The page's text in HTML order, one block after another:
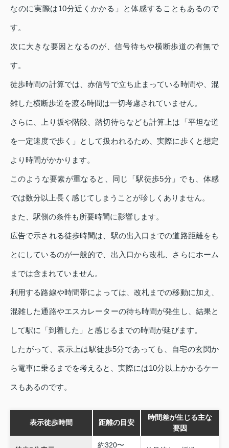
なのに実際は10分近くかかる」と体感することもあるので
す。
次に大きな要因となるのが、信号待ちや横断歩道の有無で
す。
徒歩時間の計算では、赤信号で立ち止まっている時間や、混
雑した横断歩道を渡る時間は一切考慮されていません。
さらに、上り坂や階段、踏切待ちなども計算上は「平坦な道
を一定速度で歩く」として扱われるため、実際に歩くと想定
より時間がかかります。
このような要素が重なると、同じ「駅徒歩5分」でも、体感
では数分以上長く感じてしまうことが珍しくありません。
また、駅側の条件も所要時間に影響します。
広告で示される徒歩時間は、駅の出入口までの道路距離をも
とにしているのが一般的で、出入口から改札、さらにホーム
までは含まれていません。
利用する路線や時間帯によっては、改札までの移動に加え、
混雑した通路やエスカレーターの待ち時間が発生し、結果と
して駅に「到着した」と感じるまでの時間が延びます。
したがって、表示上は駅徒歩5分であっても、自宅の玄関か
ら電車に乗るまでを考えると、実際には10分以上かかるケー
スもあるのです。
表示徒歩時間 距離の目安
時間差が生じる主な
要因
約320〜